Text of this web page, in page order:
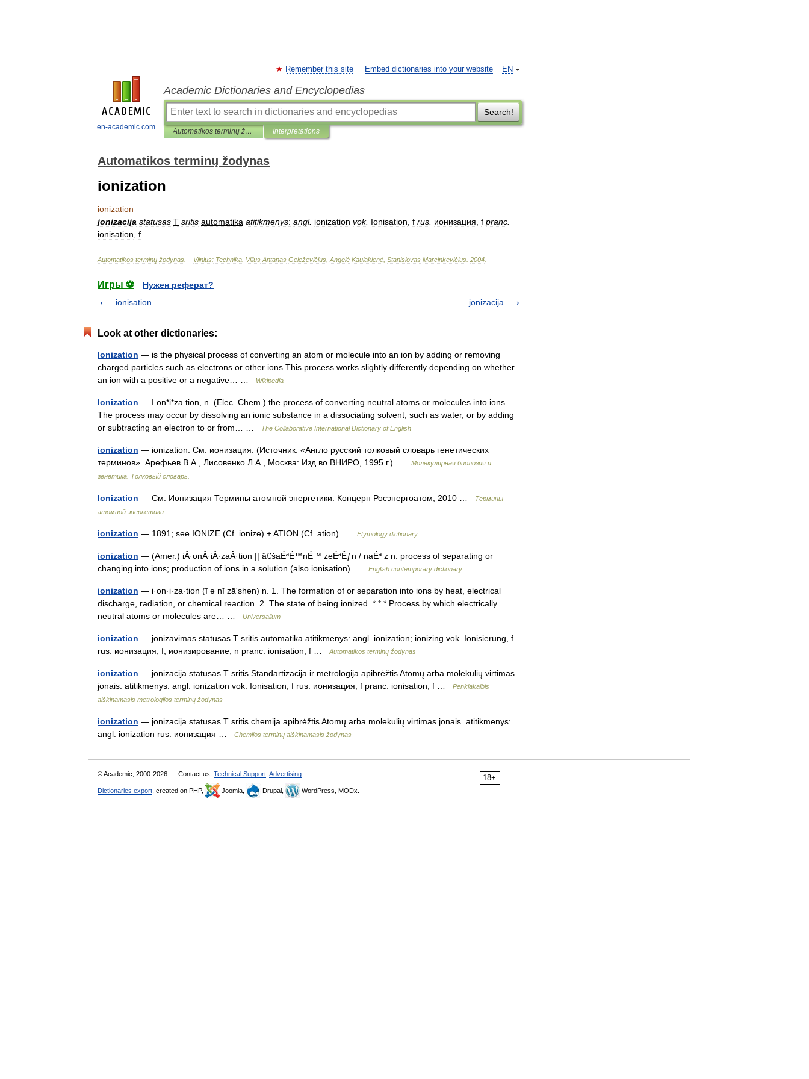
en-academic.com
EN
Remember this site Embed dictionaries into your website
Academic Dictionaries and Encyclopedias
Search!
Automatikos terminų žodynas Interpretations
Automatikos terminų žodynas
ionization
ionization
jonizacija statusas T sritis automatika atitikmenys: angl. ionization vok. Ionisation f rus ионизация f pranc
ionisation f
Automatikos terminų žodynas . – Vilnius: Technika Vilius Antanas Geleževičius Angelė Kaulakienė Stanislovas Marcinkevičius 2004
Игры ⚽
Нужен реферат?
ionisation
jonizacija
Look at other dictionaries:
Ionization — is the physical process of converting an atom or molecule into an ion by adding or removing
charged particles such as electrons or other ions.This process works slightly differently depending on whether
an ion with a positive or a negative… …
Wikipedia
Ionization — I on*i*za tion, n. (Elec. Chem.) the process of converting neutral atoms or molecules into ions.
The process may occur by dissolving an ionic substance in a dissociating solvent, such as water, or by adding
or subtracting an electron to or from… …
The Collaborative International Dictionary of English
ionization — ionization. См. ионизация. (Источник: «Англо русский толковый словарь генетических
терминов». Арефьев В.А., Лисовенко Л.А., Москва: Изд во ВНИРО, 1995 г.) …
Молекулярная биология и
генетика. Толковый словарь.
Ionization — См. Ионизация Термины атомной энергетики. Концерн Росэнергоатом, 2010 …
Термины
атомной энергетики
ionization — 1891; see IONIZE (Cf. ionize) + ATION (Cf. ation) … Etymology dictionary
ionization — (Amer.) iÂ·onÂ·iÂ·zaÂ·tion || â€šaÉªÉ™nÉ™ zeÉªÊƒn / naÉª z n. process of separating or
changing into ions; production of ions in a solution (also ionisation) …
English contemporary dictionary
ionization — i·on·i·za·tion (ī ə nĭ zāʹshən) n. 1. The formation of or separation into ions by heat, electrical
discharge, radiation, or chemical reaction. 2. The state of being ionized. * * * Process by which electrically
neutral atoms or molecules are… …
Universalium
ionization — jonizavimas statusas T sritis automatika atitikmenys: angl. ionization; ionizing vok. Ionisierung, f
rus. ионизация, f; ионизирование, n pranc. ionisation, f …
Automatikos terminų žodynas
ionization — jonizacija statusas T sritis Standartizacija ir metrologija apibrėžtis Atomų arba molekulių virtimas
jonais. atitikmenys: angl. ionization vok. Ionisation, f rus. ионизация, f pranc. ionisation, f …
Penkiakalbis
aiškinamasis metrologijos terminų žodynas
ionization — jonizacija statusas T sritis chemija apibrėžtis Atomų arba molekulių virtimas jonais. atitikmenys:
angl. ionization rus. ионизация …
Chemijos terminų aiškinamasis žodynas
18+
© Academic, 2000-2026 Contact us: Technical Support Advertising
Dictionaries export , created on PHP, Joomla, Drupal, WordPress, MODx.